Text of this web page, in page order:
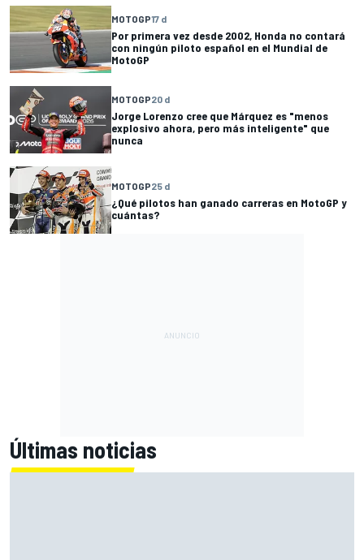
MOTOGP17 d
Por primera vez desde 2002, Honda no contará
con ningún piloto español en el Mundial de
MotoGP
MOTOGP20 d
Jorge Lorenzo cree que Márquez es "menos
explosivo ahora, pero más inteligente" que
nunca
MOTOGP25 d
¿Qué pilotos han ganado carreras en MotoGP y
cuántas?
Últimas noticias